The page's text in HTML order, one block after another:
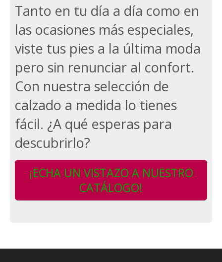
jumbotron
Tanto en tu día a día como en
las ocasiones más especiales,
viste tus pies a la última moda
pero sin renunciar al confort.
Con nuestra selección de
calzado a medida lo tienes
fácil. ¿A qué esperas para
descubrirlo?
¡ECHA UN VISTAZO A NUESTRO
CATÁLOGO!